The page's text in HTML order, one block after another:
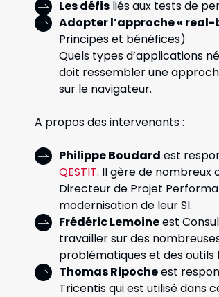
Les défis liés aux tests de
Adopter l’approche «
Principes et bénéfices)
Quels types d’applications
doit ressemblerune
sur le navigateur.
A propos des intervenants :
Philippe Boudard est
QESTIT. Il gère de nombreux
Directeur de Projet
modernisation de leur SI.
Frédéric Lemoineest
travailler sur des
problématiques et des outils
Thomas Ripocheest
Tricentis qui est utilisé dans